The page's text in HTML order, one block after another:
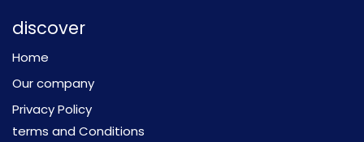
discover
Home
Our company
Privacy Policy
terms and Conditions